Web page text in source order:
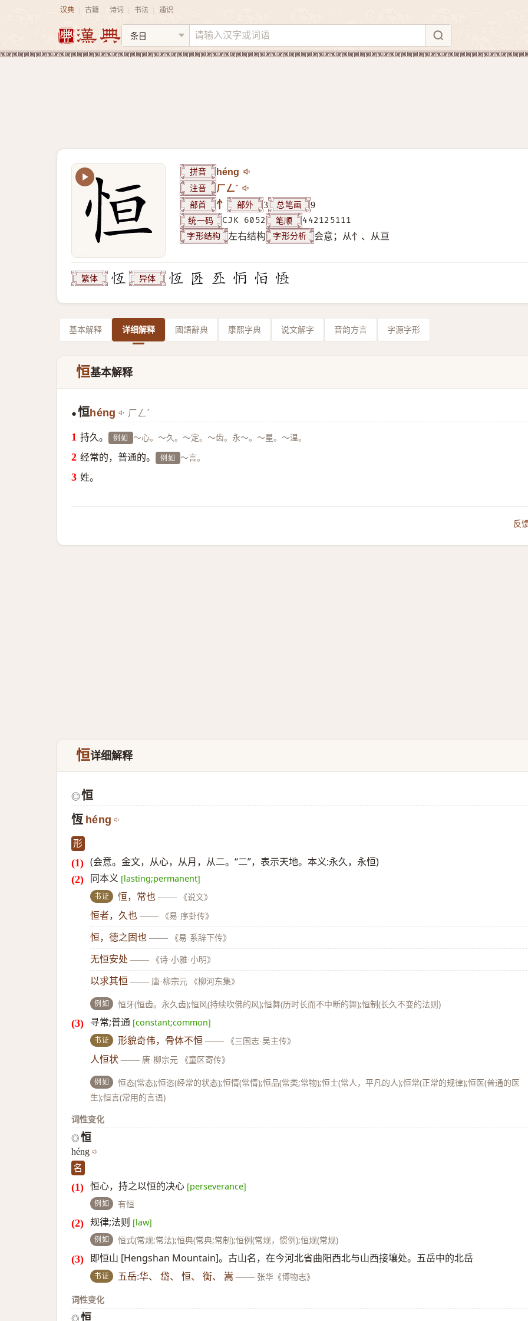
汉典 古籍 诗词 书法 通识
拼音 héng
注音 ㄏㄥˊ
部首 忄 部外 3 总笔画 9
统一码 CJK 6052 笔顺 442125111
字形结构 左右结构 字形分析 会意；从忄、从亘
繁体 异体
基本解释 详细解释 國語辭典 康熙字典 说文解字 音韵方言 字源字形
恒基本解释
● 恒héng ㄏㄥˊ
持久。 例如 ～心。～久。～定。～齿。永～。～星。～温。
经常的，普通的。 例如 ～言。
姓。
反
恒详细解释
◎恒
恆 héng
形
(会意。金文，从心，从月，从二。“二”，表示天地。本义:永久，永恒)
同本义 [lasting;permanent]
书证 恒，常也 —— 《说文》
恒者，久也 —— 《易·序卦传》
恒，德之固也 —— 《易·系辞下传》
无恒安处 —— 《诗·小雅·小明》
以求其恒 —— 唐·柳宗元 《柳河东集》
例如 恒牙(恒齿。永久齿);恒风(持续吹佛的风);恒舞(历时长而不中断的舞);恒制(长久不变的法则)
寻常;普通 [constant;common]
书证 形貌奇伟，骨体不恒 —— 《三国志·吴主传》
人恒状 —— 唐·柳宗元 《童区寄传》
例如
恒态(常态);恒恣(经常的状态);恒情(常情);恒品(常类;常物);恒士(常人，平凡的人);恒常(正常的规律);恒医(普通的医
生);恒言(常用的言语)
词性变化
◎ 恒
héng
名
恒心，持之以恒的决心 [perseverance]
例如 有恒
规律;法则 [law]
例如 恒式(常规;常法);恒典(常典;常制);恒例(常规，惯例);恒规(常规)
即恒山 [Hengshan Mountain]。古山名，在今河北省曲阳西北与山西接壤处。五岳中的北岳
书证 五岳:华、 岱、 恒、 衡、 嵩 —— 张华《博物志》
词性变化
◎ 恒